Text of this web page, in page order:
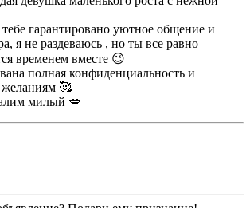
гарантировано уютное общение и
я не раздеваюсь , но ты все равно
временем вместе 😉
полная конфиденциальность и
🥰
милый 💋